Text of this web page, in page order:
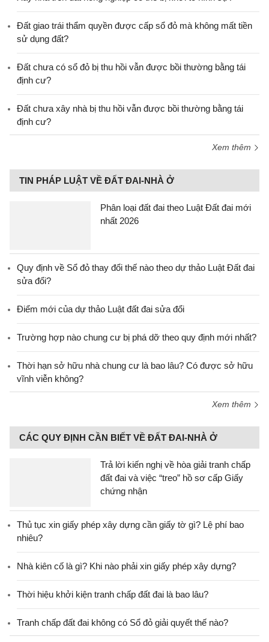
Đất giao trái thẩm quyền được cấp sổ đỏ mà không mất tiền
sử dụng đất?
Đất chưa có sổ đỏ bị thu hồi vẫn được bồi thường bằng tái
định cư?
Đất chưa xây nhà bị thu hồi vẫn được bồi thường bằng tái
định cư?
Xem thêm
TIN PHÁP LUẬT VỀ ĐẤT ĐAI-NHÀ Ở
Phân loại đất đai theo Luật Đất đai mới
nhất 2026
Quy định về Sổ đỏ thay đổi thế nào theo dự thảo Luật Đất đai
sửa đổi?
Điểm mới của dự thảo Luật đất đai sửa đổi
Trường hợp nào chung cư bị phá dỡ theo quy định mới nhất?
Thời hạn sở hữu nhà chung cư là bao lâu? Có được sở hữu
vĩnh viễn không?
Xem thêm
CÁC QUY ĐỊNH CẦN BIẾT VỀ ĐẤT ĐAI-NHÀ Ở
Trả lời kiến nghị về hòa giải tranh chấp
đất đai và việc “treo” hồ sơ cấp Giấy
chứng nhận
Thủ tục xin giấy phép xây dựng cần giấy tờ gì? Lệ phí bao
nhiêu?
Nhà kiên cố là gì? Khi nào phải xin giấy phép xây dựng?
Thời hiệu khởi kiện tranh chấp đất đai là bao lâu?
Tranh chấp đất đai không có Sổ đỏ giải quyết thế nào?